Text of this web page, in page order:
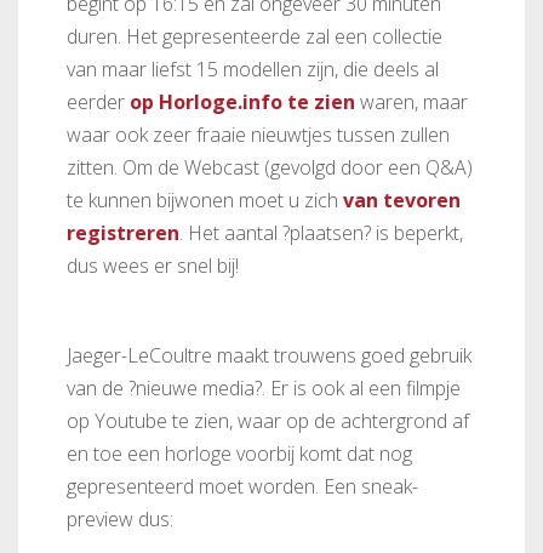
duren. Het gepresenteerde zal een collectie
van maar liefst 15 modellen zijn, die deels al
eerder op Horloge.info te zien waren, maar
waar ook zeer fraaie nieuwtjes tussen zullen
zitten. Om de Webcast (gevolgd door een Q&A)
te kunnen bijwonen moet u zich van tevoren
registreren. Het aantal ?plaatsen? is beperkt,
dus wees er snel bij!
Jaeger-LeCoultre maakt trouwens goed gebruik
van de ?nieuwe media?. Er is ook al een filmpje
op Youtube te zien, waar op de achtergrond af
en toe een horloge voorbij komt dat nog
gepresenteerd moet worden. Een sneak-
preview dus: